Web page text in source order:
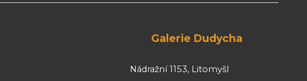
Galerie Dudycha
Nádražní 1153, Litomyšl